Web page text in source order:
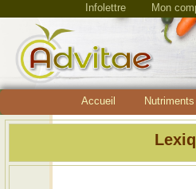
Infolettre Mon
Accueil Nutriments